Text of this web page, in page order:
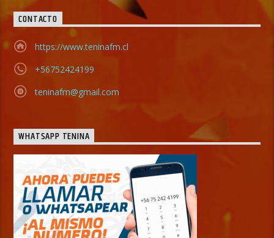
CONTACTO
https://www.teninafm.cl
+56752424199
teninafm@gmail.com
WHATSAPP TENINA